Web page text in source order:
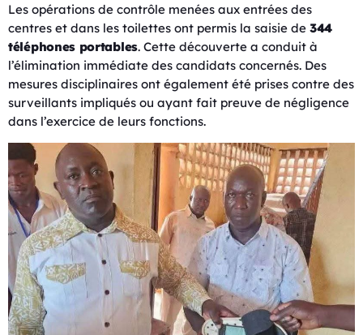
Les opérations de contrôle menées aux entrées des
centres et dans les toilettes ont permis la saisie de 344
téléphones portables. Cette découverte a conduit à
l’élimination immédiate des candidats concernés. Des
mesures disciplinaires ont également été prises contre des
surveillants impliqués ou ayant fait preuve de négligence
dans l’exercice de leurs fonctions.